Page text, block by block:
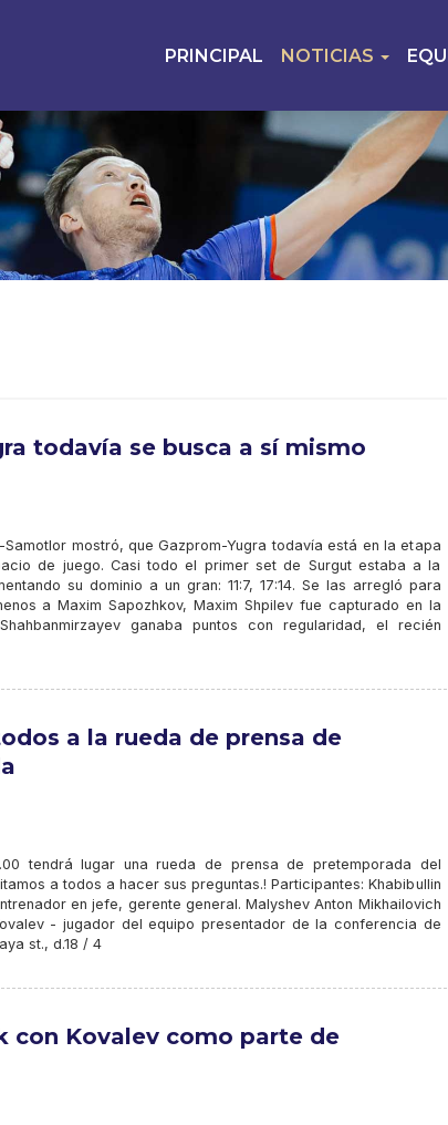
PRINCIPAL NOTICIAS
todavía se busca a sí mismo
Samotlor mostró, que Gazprom-Yugra todavía está en la etapa
de juego. Casi todo el primer set de Surgut estaba a la
su dominio a un gran: 11:7, 17:14. Se las arregló para
a Maxim Sapozhkov, Maxim Shpilev fue capturado en la
ganaba puntos con regularidad, el recién
a la rueda de prensa de
tendrá lugar una rueda de prensa de pretemporada del
a todos a hacer sus preguntas.! Participantes: Khabibullin
en jefe, gerente general. Malyshev Anton Mikhailovich
- jugador del equipo presentador de la conferencia de
st., d.18 / 4
con Kovalev como parte de